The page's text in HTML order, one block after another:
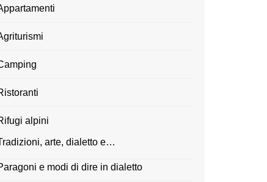
alpini
arte, dialetto e…
e modi di dire in dialetto